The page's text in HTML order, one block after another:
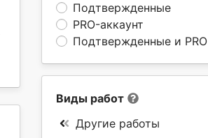
Подтвержденные
PRO-аккаунт
Подтвержденные и PRO
Виды работ
Другие работы